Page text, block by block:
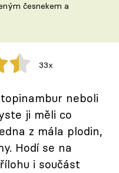
česnekem a
33x
neboli
ji měli co
z mála plodin,
Hodí se na
i součást